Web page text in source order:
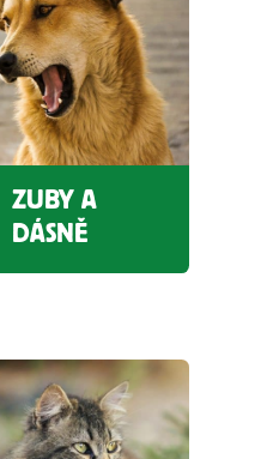
ZUBY A
DÁSNĚ